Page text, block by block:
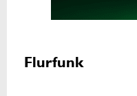
Flurfunk